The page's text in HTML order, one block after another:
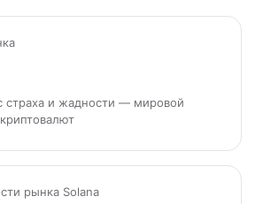
страха и жадности — мировой
рынка Solana